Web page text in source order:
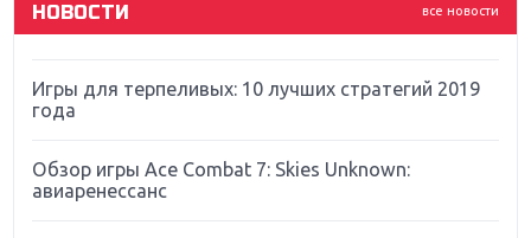
все новости
НОВОСТИ
Far Cry 5: хвалить нельзя ругать
Игры для терпеливых: 10 лучших стратегий 2019
года
Обзор игры Ace Combat 7: Skies Unknown:
авиаренессанс